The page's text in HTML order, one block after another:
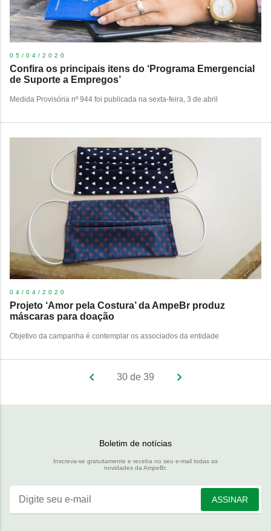
05/04/2020
Confira os principais itens do ‘Programa Emergencial
de Suporte a Empregos’
​Medida Provisória nº 944 foi publicada na sexta-feira, 3 de abril
04/04/2020
Projeto ‘Amor pela Costura’ da AmpeBr produz
máscaras para doação
Objetivo da campanha é contemplar os associados da entidade
30 de 39
Boletim de notícias
Inscreva-se gratuitamente e receba no seu e-mail todas as
novidades da AmpeBr.
Digite seu e-mail ASSINAR